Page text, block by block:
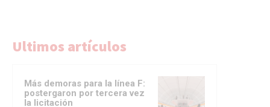
Ultimos artículos
Más demoras para la línea F:
postergaron por tercera vez
la licitación